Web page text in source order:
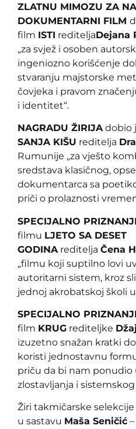
ZLATNU MIMOZU ZA
DOKUMENTARNI FILM
film ISTI rediteljaDejana
„za svjež i osoben
ingeniozno korišćenje
stvaranju majstorske
čovjeka i pravom
i identitet“.
NAGRADU ŽIRIJAdobio
SANJA KIŠU reditelja
Rumunije „za vješto
sredstava klasičnog,
dokumentarca sa
priči o prolaznosti
SPECIJALNO
filmu LJETO SA DESET
GODINA reditelja Čena
„filmu koji suptilno lovi
autoritarni sistem, kroz
jednoj akrobatskoj školi u
SPECIJALNO
film KRUG rediteljke
izuzetno snažan kratki
koristi jednostavnu
priču da bi nam
zlostavljanja i sistemskog
Žiri takmičarske
u sastavu Maša Seničić